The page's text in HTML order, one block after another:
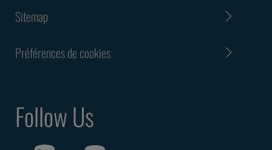
Sitemap
Préférences de cookies
Follow Us